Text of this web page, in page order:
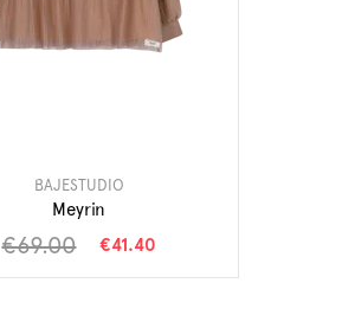
BAJESTUDIO
Meyrin
€69.00 €41.40